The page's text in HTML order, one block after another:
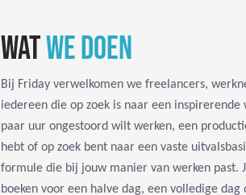
WATWE DOEN
Bij Friday verwelkomen we freelancers,
iedereen die op zoek is naar een
paar uur ongestoord wilt werken, een
hebt of op zoek bent naar een vaste
formule die bij jouw manier van werken past.
boeken voor een halve dag, een volledige dag